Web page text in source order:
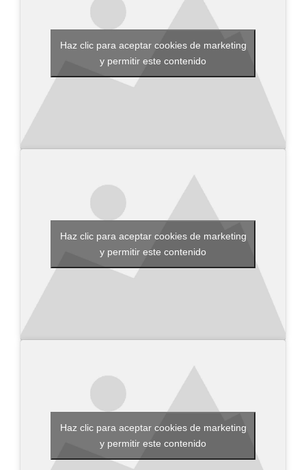
Haz clic para aceptar cookies de marketing
y permitir este contenido
Haz clic para aceptar cookies de marketing
y permitir este contenido
Haz clic para aceptar cookies de marketing
y permitir este contenido